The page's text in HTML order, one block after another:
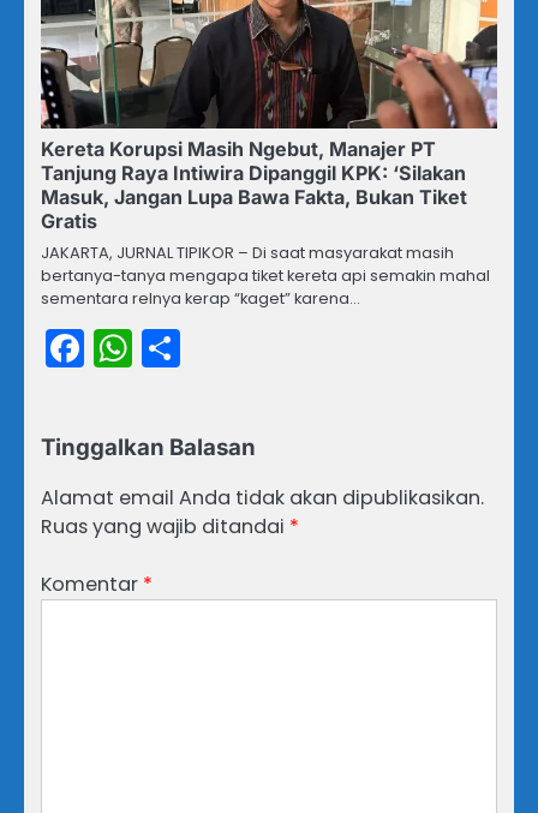
Kereta Korupsi Masih Ngebut, Manajer PT
Tanjung Raya Intiwira Dipanggil KPK: ‘Silakan
Masuk, Jangan Lupa Bawa Fakta, Bukan Tiket
Gratis
JAKARTA, JURNAL TIPIKOR – Di saat masyarakat masih
bertanya-tanya mengapa tiket kereta api semakin mahal
sementara relnya kerap “kaget” karena…
Facebook
WhatsApp
Tinggalkan Balasan
Alamat email Anda tidak akan dipublikasikan.
Ruas yang wajib ditandai *
Komentar *